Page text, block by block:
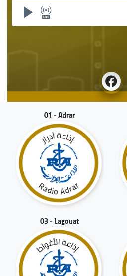
01 - Adrar
03 - Lagouat